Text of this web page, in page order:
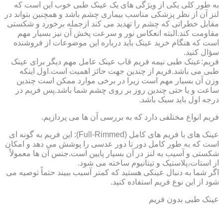
به طور کلی یکی از ویژگی های یک عینک طبی خوب این است که
لنز آن از نظر پزشکی مناسب بیماری چشم باشد و همچنین بتواند در
مقابل خطراتی که چشم را تهدید می کند ازجمله برخورد و شکستی
مقاومت کند.البته انعکاس نور و سرعت پخش آن نیز بسیار مهم
است که هنگام خرید عینک باید درباره این موضوعات از فروشنده
سؤال کنید.
فریم:عینک طبی نیمه فریم قاب عینک عامل مهم دیگر برای عینک
طبی می باشد.فریم از چندین جهت حائز اهمیت است.اول اینکه
وزن آن بسیار مهم است زیرا در برخی موارد ممکن است چندین
ساعت و یا حتی چندین روز بر روی چشم شما باشد.پس فریم در
درجه اول باید سبک باشد.
فریم انواع مختلفی دارد که به بررسی آن ها می پردازیم.
عینک های با فریم های کامل (Full-Rimmed): این فریم به گونه ای
است که به طور کامل دور تا دور عدسی را پوشش می دهد و امکان
شکستی و آسیب به لنز در آن بسیار پایین است.جنس آن ها معمولاً
از استات،پلاستیک و تیتانیوم ساخته می شود.
اگر شما به دنبال عینکی هستید که کمتر آسیب ببیند حتماً توصیه می
شود از این نوع فریم استفاده کنید.
عینک طبی بدون فریم